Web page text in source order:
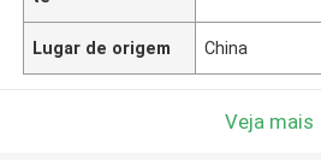
Lugar de origem China
Veja mais